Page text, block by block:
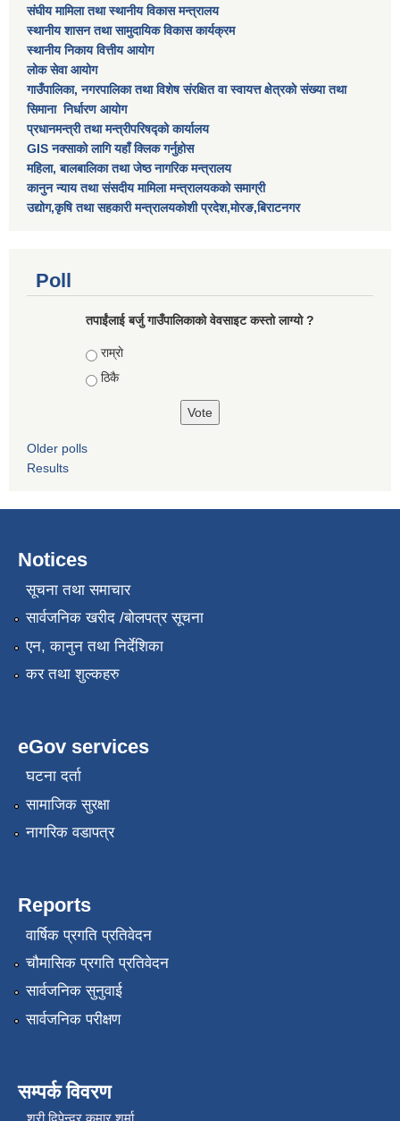
संघीय मामिला तथा स्थानीय विकास मन्त्रालय
स्थानीय शासन तथा सामुदायिक विकास कार्यक्रम
स्थानीय निकाय वित्तीय आयोग
लोक सेवा आयोग
गाउँपालिका, नगरपालिका तथा विशेष स‌ंरक्षित वा स्वायत्त क्षेत्रकाे स‌ंख्या तथा
सिमाना निर्धारण आयाेग
प्रधानमन्त्री तथा मन्त्रीपरिषद्को कार्यालय
GIS नक्साको लागि यहाँ क्लिक गर्नुहोस
महिला, बालबालिका तथा जेष्ठ नागरिक मन्त्रालय
कानुन न्याय तथा संसदीय मामिला मन्त्रालयकको समाग्री
उद्योग,कृषि तथा सहकारी मन्त्रालयकोशी प्रदेश,मोरङ,बिराटनगर
Poll
तपाईंलाई बर्जु गाउँपालिकाको वेवसाइट कस्तो लाग्यो ?
Choices
राम्राे
ठिकै
Older polls
Results
Notices
सूचना तथा समाचार
सार्वजनिक खरीद /बोलपत्र सूचना
एन, कानुन तथा निर्देशिका
कर तथा शुल्कहरु
eGov services
घटना दर्ता
सामाजिक सुरक्षा
नागरिक वडापत्र
Reports
वार्षिक प्रगति प्रतिवेदन
चौमासिक प्रगति प्रतिवेदन
सार्वजनिक सुनुवाई
सार्वजनिक परीक्षण
सम्पर्क विवरण
श्री दिपेन्द्र कुमार शर्मा